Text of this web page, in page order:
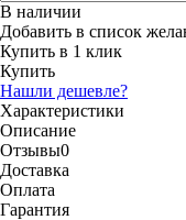
В наличии
Добавить в список
Купить в 1 клик
Купить
Нашли дешевле?
Характеристики
Описание
Отзывы0
Доставка
Оплата
Гарантия